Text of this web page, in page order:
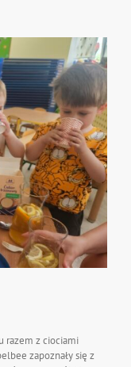
razem z ciociami
zapoznały się z